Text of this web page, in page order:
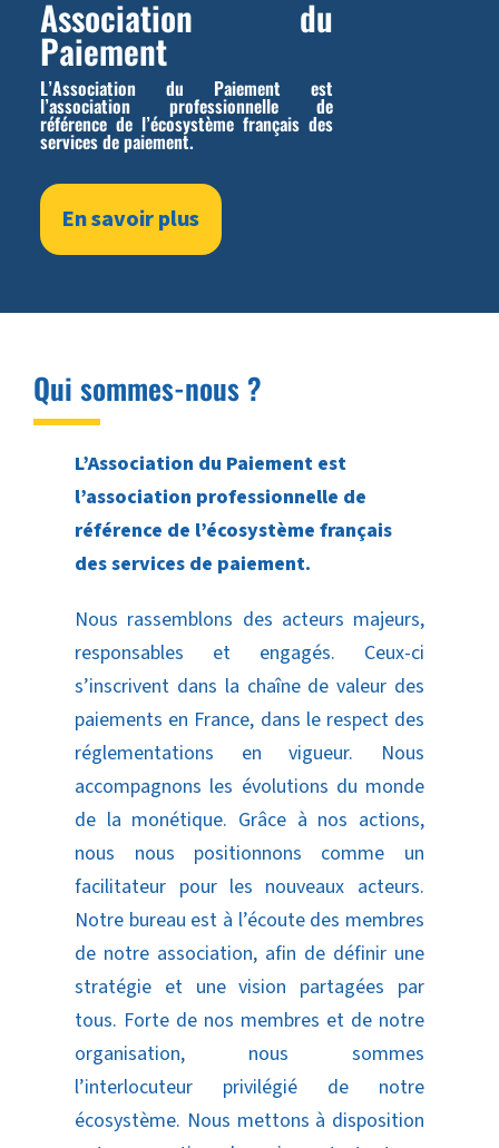
Association du
Paiement
L’Association du Paiement est
l’association professionnelle de
référence de l’écosystème français des
services de paiement.
En savoir plus
Qui sommes-nous ?
L’Association du Paiement est
l’association professionnelle de
référence de l’écosystème français
des services de paiement.
Nous rassemblons des acteurs majeurs,
responsables et engagés. Ceux-ci
s’inscrivent dans la chaîne de valeur des
paiements en France, dans le respect des
réglementations en vigueur. Nous
accompagnons les évolutions du monde
de la monétique. Grâce à nos actions,
nous nous positionnons comme un
facilitateur pour les nouveaux acteurs.
Notre bureau est à l’écoute des membres
de notre association, afin de définir une
stratégie et une vision partagées par
tous. Forte de nos membres et de notre
organisation, nous sommes
l’interlocuteur privilégié de notre
écosystème. Nous mettons à disposition